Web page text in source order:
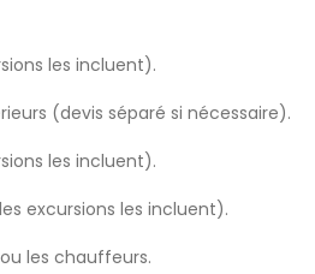
les incluent).
(devis séparé si nécessaire).
les incluent).
excursions les incluent).
les chauffeurs.